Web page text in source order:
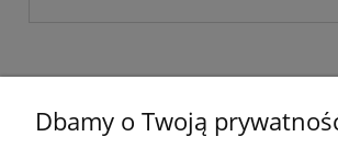
Dbamy o Twoją